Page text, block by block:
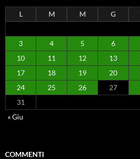
L M M G
3
4 5 6
10
11 12 13
17
18 19 20
24
25 26 27
31
« Giu
COMMENTI